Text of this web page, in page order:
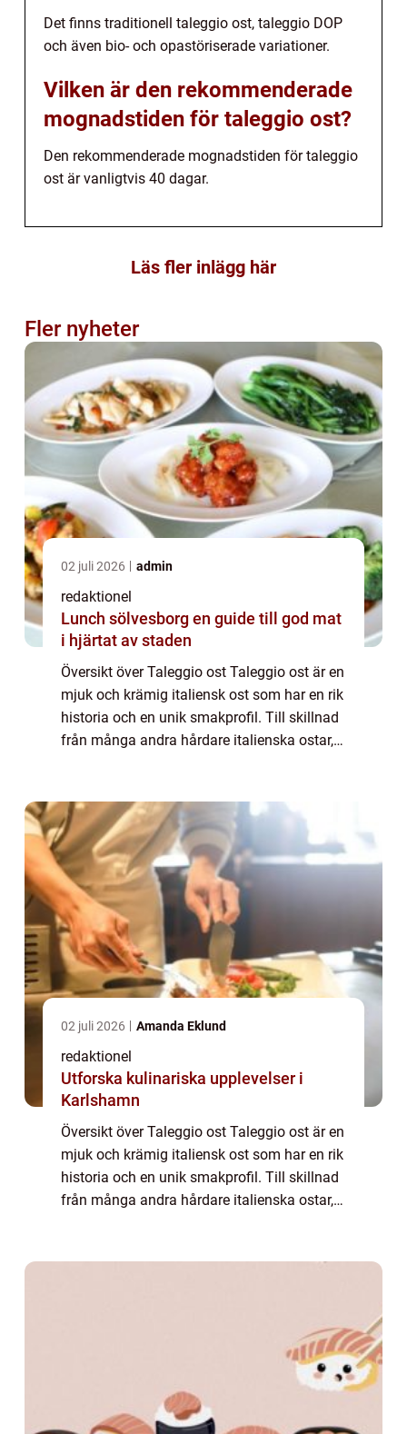
Det finns traditionell taleggio ost, taleggio DOP
och även bio- och opastöriserade variationer.
Vilken är den rekommenderade
mognadstiden för taleggio ost?
Den rekommenderade mognadstiden för taleggio
ost är vanligtvis 40 dagar.
Läs fler inlägg här
Fler nyheter
02 juli 2026 admin
redaktionel
Lunch sölvesborg en guide till god mat
i hjärtat av staden
Översikt över Taleggio ost Taleggio ost är en
mjuk och krämig italiensk ost som har en rik
historia och en unik smakprofil. Till skillnad
från många andra hårdare italienska ostar,
02 juli 2026 Amanda Eklund
redaktionel
Utforska kulinariska upplevelser i
Karlshamn
Översikt över Taleggio ost Taleggio ost är en
mjuk och krämig italiensk ost som har en rik
historia och en unik smakprofil. Till skillnad
från många andra hårdare italienska ostar,